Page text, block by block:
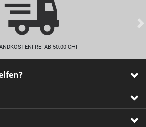
AB 50.00 CHF